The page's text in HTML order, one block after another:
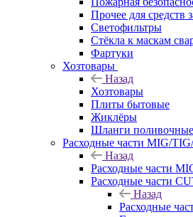
Прочее для средств
Светофильтры
Стёкла к маскам
Фартуки
Хозтовары
Назад
Хозтовары
Плиты бытовые
Жиклёры
Шланги поливочные
Расходные части MIG/
Назад
Расходные части
Расходные части
Назад
Расходные